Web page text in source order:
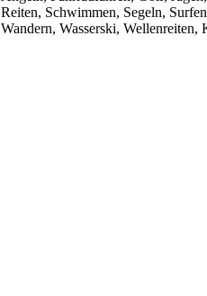
Reiten, Schwimmen, Segeln,
Wandern, Wasserski, Wellenreiten,